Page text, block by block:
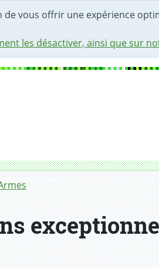
de vous offrir une expérience
les désactiver, ainsi que sur
PAGE
(ex: armes automatiques /